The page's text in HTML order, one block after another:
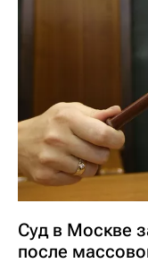
Суд в Москве
после